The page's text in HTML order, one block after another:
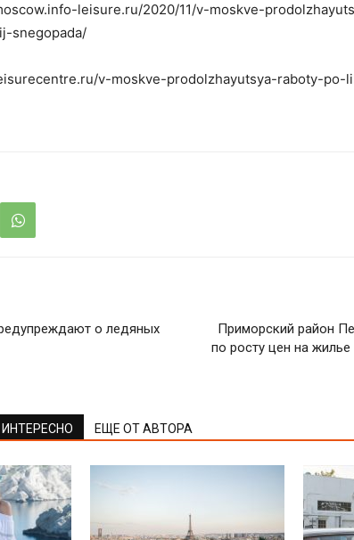
leisure.ru/2020/11/v-moskve-
snegopada/
v-moskve-prodolzhayutsya-raboty-po-
о ледяных
Приморский район
по росту цен на
ЕЩЕ ОТ АВТОРА